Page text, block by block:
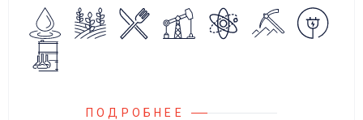
Блок управления Ареоматик совместим с
любыми насосами российских и
иностранных производителей.
ПОДРОБНЕЕ